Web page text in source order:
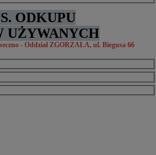
ODKUPU
UŻYWANYCH
- Oddział ZGORZAŁA, ul. Biegusa 66